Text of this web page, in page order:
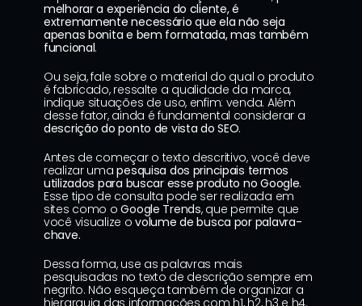
melhorar a experiência do cliente, é
extremamente necessário que ela não seja
apenas bonita e bem formatada, mas também
funcional.
Ou seja, fale sobre o material do qual o produto
é fabricado, ressalte a qualidade da marca,
indique situações de uso, enfim: venda. Além
descrição do ponto de vista do SEO.
Antes de começar o texto descritivo, você deve
realizar uma pesquisa dos principais termos
utilizados para buscar esse produto no Google.
Esse tipo de consulta pode ser realizada em
sites como o Google Trends, que permite que
você visualize o volume de busca por palavra-
chave.
Dessa forma, use as palavras mais
pesquisadas no texto de descrição sempre em
negrito. Não esqueça também de organizar a
hierarquia das informações com h1, h2, h3 e h4.